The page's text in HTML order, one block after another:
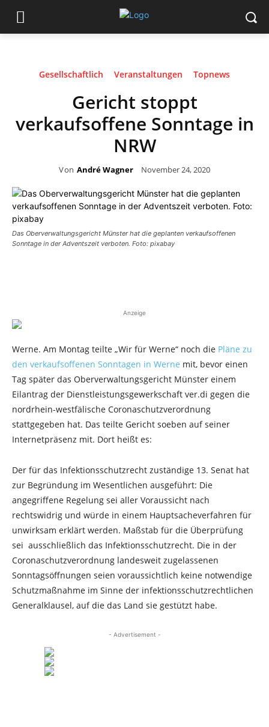
Gesellschaftlich Veranstaltungen Topnews
Gericht stoppt
verkaufsoffene Sonntage in
NRW
Von André Wagner November 24, 2020
Das Oberverwaltungsgericht Münster hat die geplanten verkaufsoffenen
Sonntage in der Adventszeit verboten. Foto: pixabay
Anzeige
Werne. Am Montag teilte „Wir für Werne“ noch die Pläne zu
den verkaufsoffenen Sonntagen in Werne mit, bevor einen
Tag später das Oberverwaltungsgericht Münster einem
Eilantrag der Dienstleistungsgewerkschaft ver.di gegen die
nordrhein-westfälische Coronaschutzverordnung
stattgegeben hat. Das teilte Gericht soeben auf seiner
Internetpräsenz mit. Dort heißt es:
Der für das Infektionsschutzrecht zuständige 13. Senat hat
zur Begründung im Wesentlichen ausgeführt: Die
angegriffene Regelung sei aller Voraussicht nach
rechtswidrig und würde in einem Hauptsacheverfahren für
unwirksam erklärt werden. Maßstab für die Überprüfung
sei ausschließlich das Infektionsschutzrecht. Die in der
Coronaschutzverordnung landesweit zugelassenen
Sonntagsöffnungen seien voraussichtlich keine notwendige
Schutzmaßnahme im Sinne der infektionsschutzrechtlichen
Generalklausel, auf die das Land sie gestützt habe.
- Advertisement -